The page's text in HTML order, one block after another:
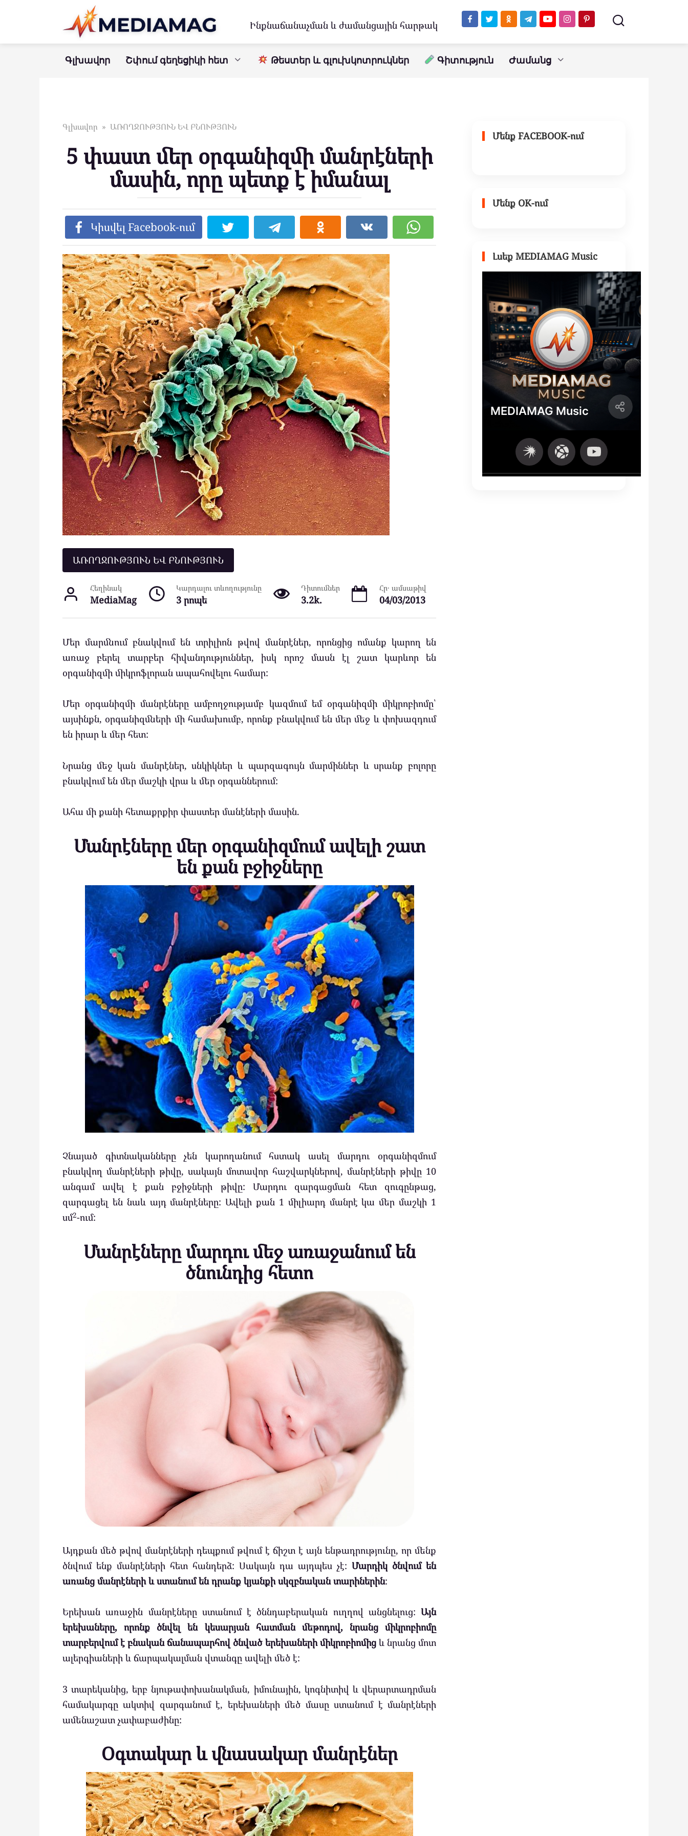
Ինքնաճանաչման և ժամանցային հարթակ
Գլխավոր Շփում գեղեցիկի հետ Թեստեր և գլուխկոտրուկներ Գիտություն Ժամանց
Գլխավոր » ԱՌՈՂՋՈՒԹՅՈՒՆ ԵՎ ԲՆՈՒԹՅՈՒՆ
5 փաստ մեր օրգանիզմի մանրէների
մասին, որը պետք է իմանալ
Կիսվել Facebook-ում
ԱՌՈՂՋՈՒԹՅՈՒՆ ԵՎ ԲՆՈՒԹՅՈՒՆ
Հեղինակ
MediaMag
Կարդալու տևողությունը
3 րոպե
Դիտումներ
3.2k.
Հր․ ամսաթիվ
04/03/2013
Մեր մարմնում բնակվում են տրիլիոն թվով մանրէներ, որոնցից ոմանք կարող են
առաջ բերել տարբեր հիվանդություններ, իսկ որոշ մասն էլ շատ կարևոր են
օրգանիզմի միկրոֆլորան ապահովելու համար:
Մեր օրգանիզմի մանրէները ամբողջությամբ կազմում եմ օրգանիզմի միկրոբիոմը՝
այսինքն, օրգանիզմների մի համախումբ, որոնք բնակվում են մեր մեջ և փոխազդում
են իրար և մեր հետ:
Նրանց մեջ կան մանրէներ, սնկիկներ և պարզագույն մարմիններ և սրանք բոլորը
բնակվում են մեր մաշկի վրա և մեր օրգաններում:
Ահա մի քանի հետաքրքիր փաստեր մանէների մասին.
Մանրէները մեր օրգանիզմում ավելի շատ
են քան բջիջները
Չնայած գիտնականները չեն կարողանում հստակ ասել մարդու օրգանիզմում
բնակվող մանրէների թիվը, սակայն մոտավոր հաշվարկներով, մանրէների թիվը 10
անգամ ավել է քան բջիջների թիվը: Մարդու զարգացման հետ զուգընթաց,
զարգացել են նաև այդ մանրէները: Ավելի քան 1 միլիարդ մանրէ կա մեր մաշկի 1
սմ2-ում:
Մանրէները մարդու մեջ առաջանում են
ծնունդից հետո
Այդքան մեծ թվով մանրէների դեպքում թվում է ճիշտ է այն ենթադրությունը, որ մենք
ծնվում ենք մանրէների հետ հանդերձ: Սակայն դա այդպես չէ: Մարդիկ ծնվում են
առանց մանրէների և ստանում են դրանք կյանքի սկզբնական տարիներին:
Երեխան առաջին մանրէները ստանում է ծննդաբերական ուղղով անցնելուց: Այն
երեխաները, որոնք ծնվել են կեսարյան հատման մեթոդով, նրանց միկրոբիոմը
տարբերվում է բնական ճանապարհով ծնված երեխաների միկրոբիոմիցև նրանց մոտ
ալերգիաների և ճարպակալման վտանգը ավելի մեծ է:
3 տարեկանից, երբ նյութափոխանակման, իմունային, կոգնիտիվ և վերարտադրման
համակարգը ակտիվ զարգանում է, երեխաների մեծ մասը ստանում է մանրէների
ամենաշատ չափաբաժինը:
Օգտակար և վնասակար մանրէներ
Մենք FACEBOOK-ում
Մենք OK-ում
Լսեք MEDIAMAG Music